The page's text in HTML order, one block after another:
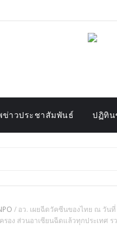
ข่าวประชาสัมพันธ์ ปฏิทิน
/ อว. เผยฉีดวัคซีนของไทย ณ วัน
อง ส่วนอาเซียนฉีดแล้วทุกประเทศ